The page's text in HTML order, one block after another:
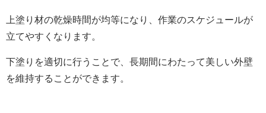
上塗り材の乾燥時間が均等になり、作業のスケジュールが
立てやすくなります。
下塗りを適切に行うことで、長期間にわたって美しい外壁
を維持することができます。